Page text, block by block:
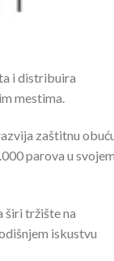
i distribuira
mestima.
zaštitnu
parova u
širi tržište na
iskustvu